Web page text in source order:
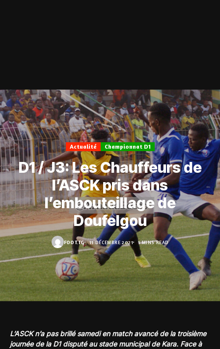
Actualité Championnat D1
D1 / J3: Les Chauffeurs de
l’ASCK pris dans
l’embouteillage de
Doufelgou
FOOT.TG 11 DÉCEMBRE 2021 1 MINS READ
L’ASCK n’a pas brillé samedi en match avancé de la troisième
journée de la D1 disputé au stade municipal de Kara. Face à